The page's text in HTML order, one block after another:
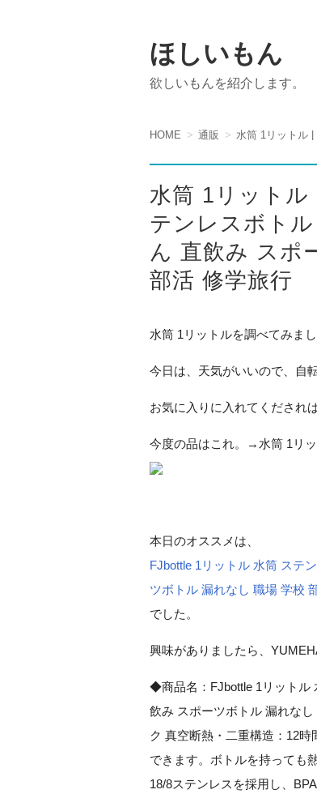
ほしいもん
欲しいもんを紹介します。
HOME 通販
水筒 1リット
テンレスボト
ん 直飲み スポ
部活 修学旅行
水筒 1リットルを調べてみま
今日は、天気がいいので、自
お気に入りに入れてくだされ
今度の品はこれ。→水筒 1リ
本日のオススメは、
FJbottle 1リットル 水筒 ステ
ツボトル 漏れなし 職場 学校
でした。
興味がありましたら、
◆商品名：FJbottle 1リットル
飲み スポーツボトル 漏れな
ク 真空断熱・二重構造：12
できます。ボトルを持っても
18/8ステンレスを採用し、